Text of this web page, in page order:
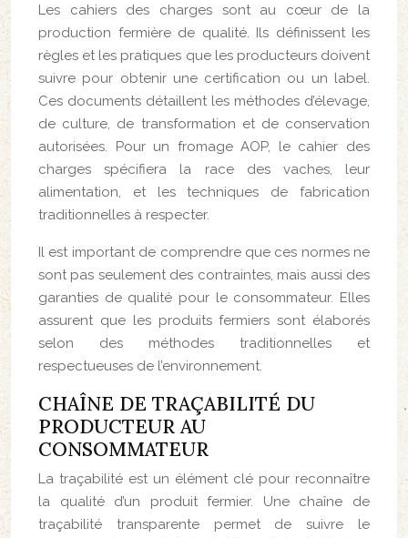
Les cahiers des charges sont au cœur de la
production fermière de qualité. Ils définissent les
règles et les pratiques que les producteurs doivent
suivre pour obtenir une certification ou un label.
Ces documents détaillent les méthodes d’élevage,
de culture, de transformation et de conservation
autorisées. Pour un fromage AOP, le cahier des
charges spécifiera la race des vaches, leur
alimentation, et les techniques de fabrication
traditionnelles à respecter.
Il est important de comprendre que ces normes ne
sont pas seulement des contraintes, mais aussi des
garanties de qualité pour le consommateur. Elles
assurent que les produits fermiers sont élaborés
selon des méthodes traditionnelles et
respectueuses de l’environnement.
CHAÎNE DE TRAÇABILITÉ DU
PRODUCTEUR AU
CONSOMMATEUR
La traçabilité est un élément clé pour reconnaître
la qualité d’un produit fermier. Une chaîne de
traçabilité transparente permet de suivre le